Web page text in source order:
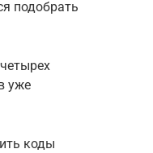
подобрать
уже
коды